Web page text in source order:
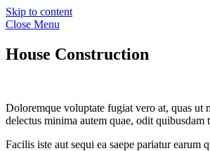
Skip to content
Close Menu
House Construction
Doloremque voluptate fugiat vero at, quas ut
delectus minima autem quae, odit
Facilis iste aut sequi ea saepe pariatur